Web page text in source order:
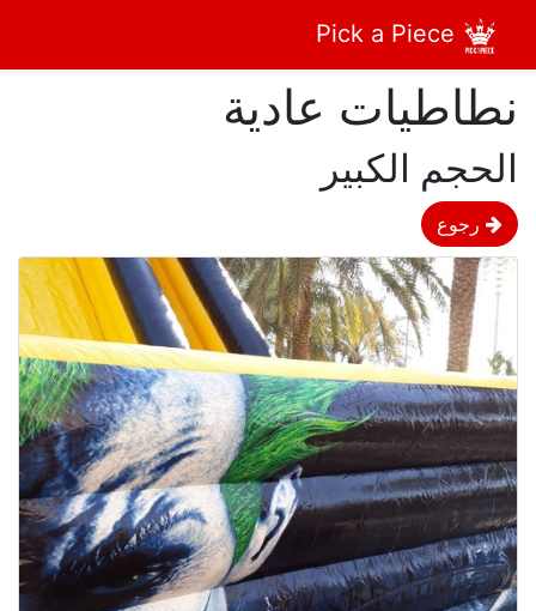
نطاطيات عادية
الحجم الكبير
رجوع